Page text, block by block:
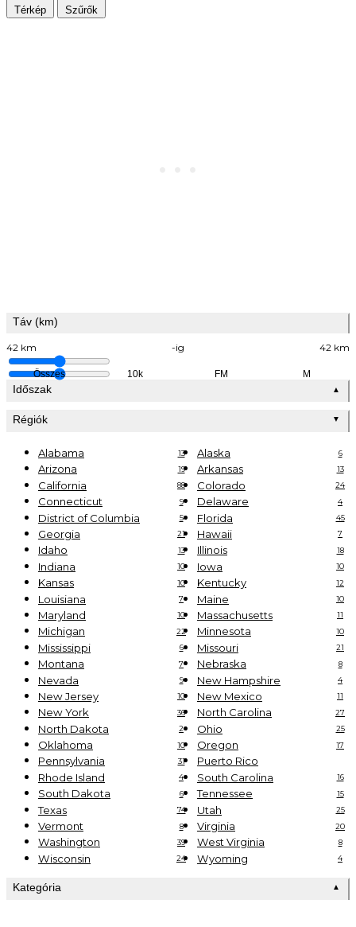
Térkép Szűrők
Táv (km)
42 km -ig 42 km
Összes 10k FM M
Időszak ▲
Régiók ▼
Alabama 13 Alaska 6
Arizona 19 Arkansas 13
California 88 Colorado 24
Connecticut 9 Delaware 4
District of Columbia 5 Florida 45
Georgia 21 Hawaii 7
Idaho 13 Illinois 18
Indiana 10 Iowa 10
Kansas 10 Kentucky 12
Louisiana 7 Maine 10
Maryland 10 Massachusetts 11
Michigan 22 Minnesota 10
Mississippi 6 Missouri 21
Montana 7 Nebraska 8
Nevada 9 New Hampshire 4
New Jersey 10 New Mexico 11
New York 36 North Carolina 27
North Dakota 2 Ohio 25
Oklahoma 10 Oregon 17
Pennsylvania 31
Puerto Rico
Rhode Island
4 South Carolina 16
South Dakota 6 Tennessee 15
Texas 74 Utah 25
Vermont 8 Virginia 20
Washington 39 West Virginia 8
Wisconsin 24 Wyoming 4
Kategória ▲